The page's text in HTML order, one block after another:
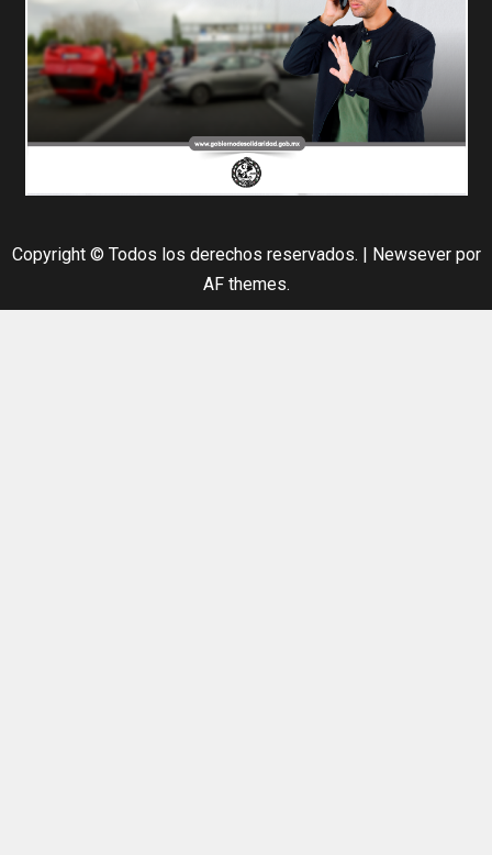
Copyright © Todos los derechos reservados. | Newseverpor
AF themes.